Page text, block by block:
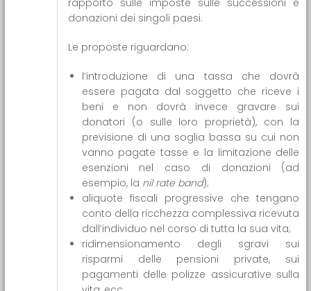
rapporto sulle imposte sulle successioni e
donazioni dei singoli paesi.
Le proposte riguardano:
l’introduzione di una tassa che dovrà
essere pagata dal soggetto che riceve i
beni e non dovrà invece gravare sui
donatori (o sulle loro proprietà), con la
previsione di una soglia bassa su cui non
vanno pagate tasse e la limitazione delle
esenzioni nel caso di donazioni (ad
esempio, la nil rate band);
aliquote fiscali progressive che tengano
conto della ricchezza complessiva ricevuta
dall’individuo nel corso di tutta la sua vita;
ridimensionamento degli sgravi sui
risparmi delle pensioni private, sui
pagamenti delle polizze assicurative sulla